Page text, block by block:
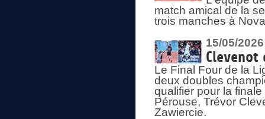
match amical de la
trois manches à
15/05/2026
Le Final Four de la
deux doubles
qualifier pour la
Pérouse, Trévor
Zawiercie.